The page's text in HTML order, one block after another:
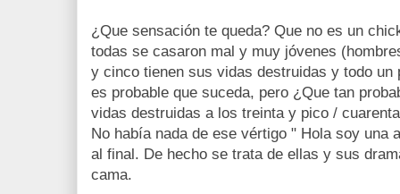
¿Que sensación te queda? Que no es un
todas se casaron mal y muy jóvenes
y cinco tienen sus vidas destruidas y todo un
es probable que suceda, pero ¿Que tan
vidas destruidas a los treinta y pico /
No había nada de ese vértigo " Hola soy una
al final. De hecho se trata de ellas y sus
cama.